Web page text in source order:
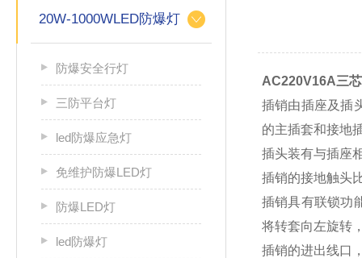
20W-1000WLED防爆灯
防爆安全行灯
三防平台灯
led防爆应急灯
免维护防爆LED灯
防爆LED灯
led防爆灯
AC220V16A三
插销由插座及插
的主插套和接地
插头装有与插座
插销的接地触头
插销具有联锁功
将转套向左旋转
插销的进出线口